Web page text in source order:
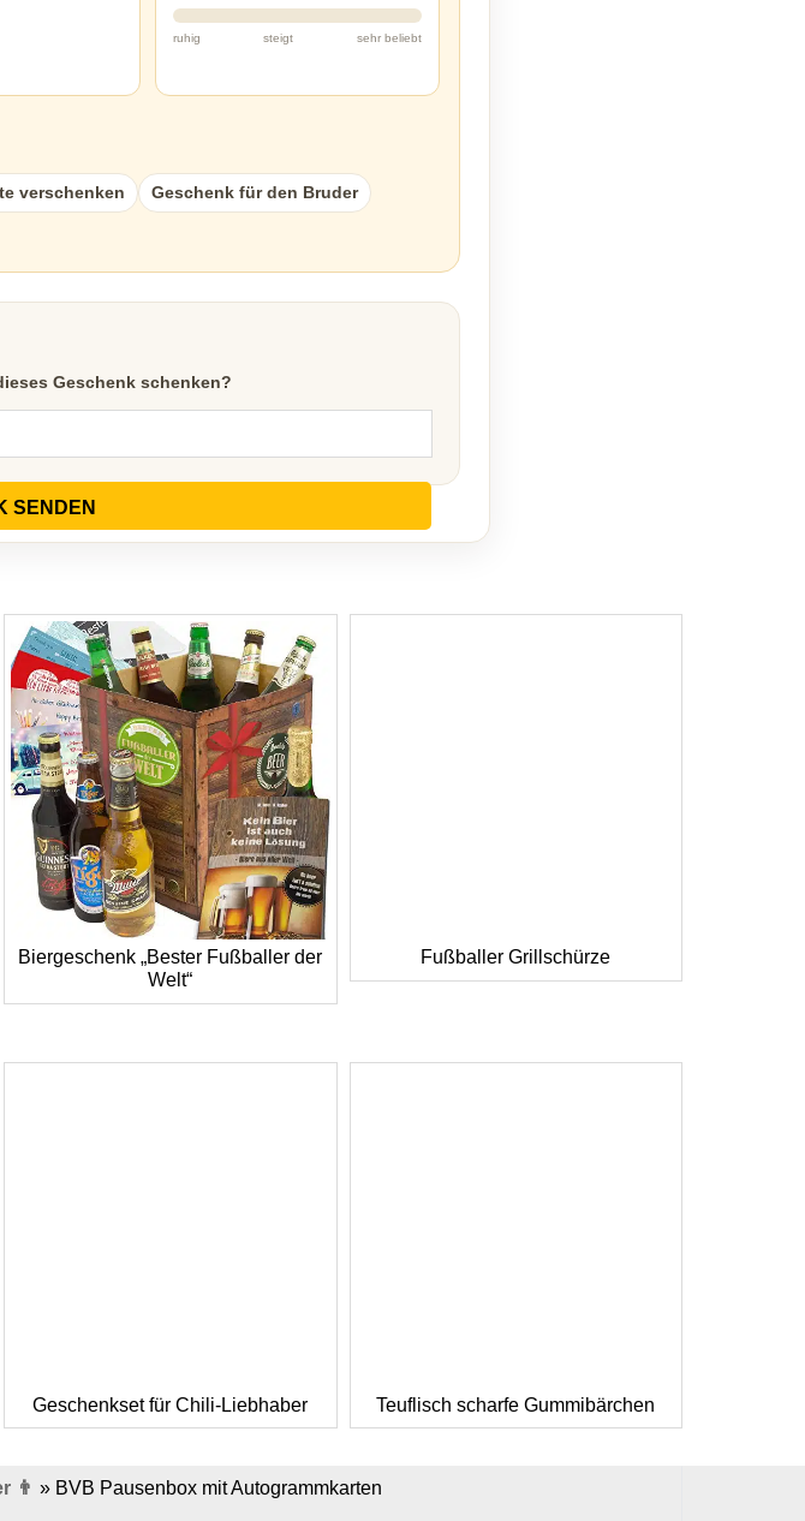
ruhig steigt sehr beliebt
verschenken Geschenk für den Bruder
Geschenk schenken?
SENDEN
Biergeschenk „Bester Fußballer der
Welt“
Fußballer Grillschürze
Geschenkset für Chili-Liebhaber Teuflisch scharfe Gummibärchen
👨 » BVB Pausenbox mit Autogrammkarten